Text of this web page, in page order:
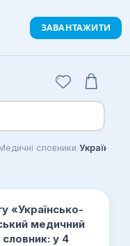
словники›
«Українсько-
медичний
у 4
ЗАВАНТАЖИТИ